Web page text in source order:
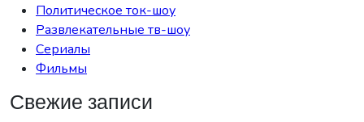
Политическое ток-шоу
Развлекательные тв-шоу
Сериалы
Фильмы
Свежие записи